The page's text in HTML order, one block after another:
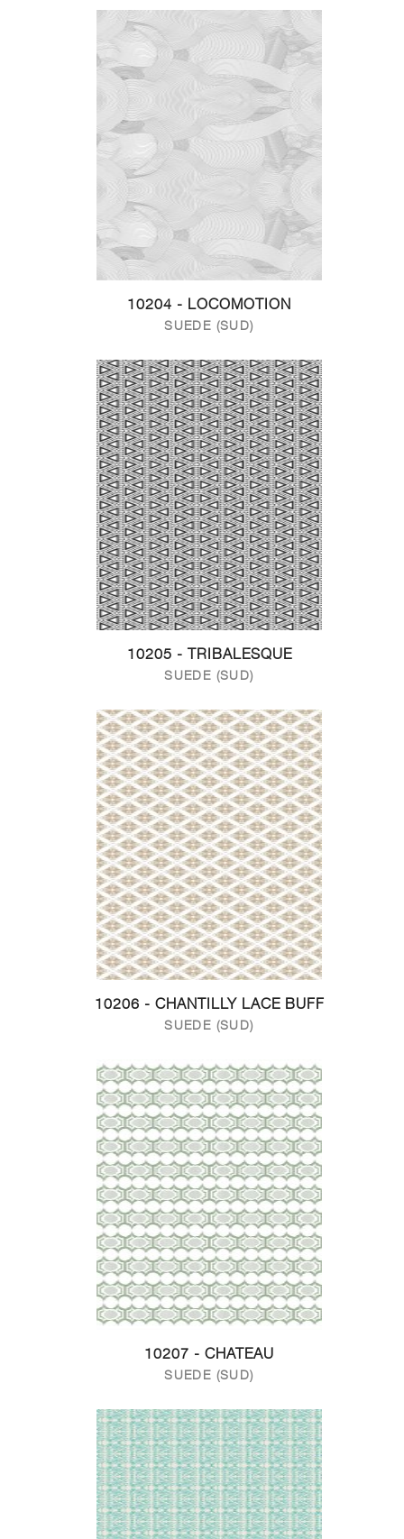
10204 - LOCOMOTION
SUEDE (SUD)
10205 - TRIBALESQUE
SUEDE (SUD)
10206 - CHANTILLY LACE BUFF
SUEDE (SUD)
10207 - CHATEAU
SUEDE (SUD)